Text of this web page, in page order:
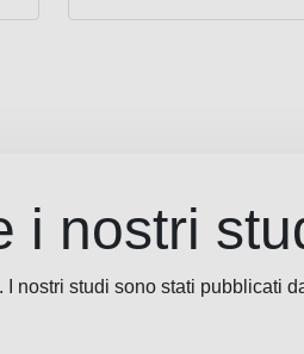
i nostri
nostri studi sono stati pubblicati